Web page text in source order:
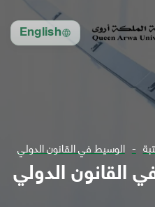
English
الوسيط في القانون الدولي
القانون الدولي